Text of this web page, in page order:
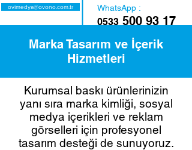
WhatsApp :
0533 500 93 17
ovimedya@ovono.com.tr
Marka Tasarım ve İçerik
Hizmetleri
Kurumsal baskı ürünlerinizin
yanı sıra marka kimliği, sosyal
medya içerikleri ve reklam
görselleri için profesyonel
tasarım desteği de sunuyoruz.